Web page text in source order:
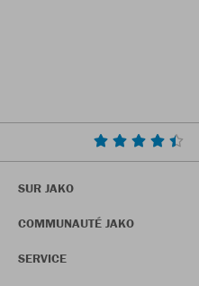
SUR JAKO
COMMUNAUTÉ JAKO
SERVICE